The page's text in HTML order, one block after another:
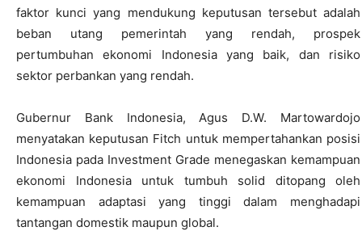
faktor kunci yang mendukung keputusan tersebut adalah
beban utang pemerintah yang rendah, prospek
pertumbuhan ekonomi Indonesia yang baik, dan risiko
sektor perbankan yang rendah.
Gubernur Bank Indonesia, Agus D.W. Martowardojo
menyatakan keputusan Fitch untuk mempertahankan posisi
Indonesia pada Investment Grade menegaskan kemampuan
ekonomi Indonesia untuk tumbuh solid ditopang oleh
kemampuan adaptasi yang tinggi dalam menghadapi
tantangan domestik maupun global.